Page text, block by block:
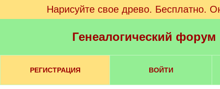
Нарисуйте свое древо. Бесплатно.
Генеалогический
РЕГИСТРАЦИЯ ВОЙТИ